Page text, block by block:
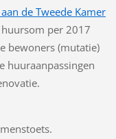
de Tweede Kamer
per 2017
bewoners (mutatie)
huuraanpassingen